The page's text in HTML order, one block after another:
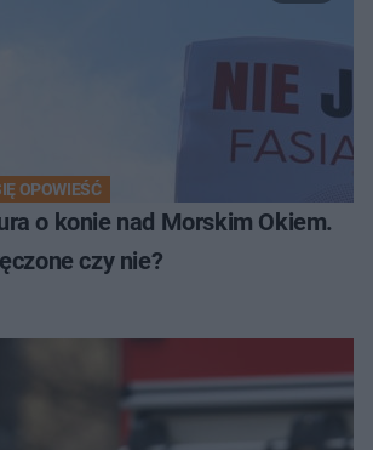
OPOWIEŚĆ
o konie nad Morskim Okiem.
czy nie?